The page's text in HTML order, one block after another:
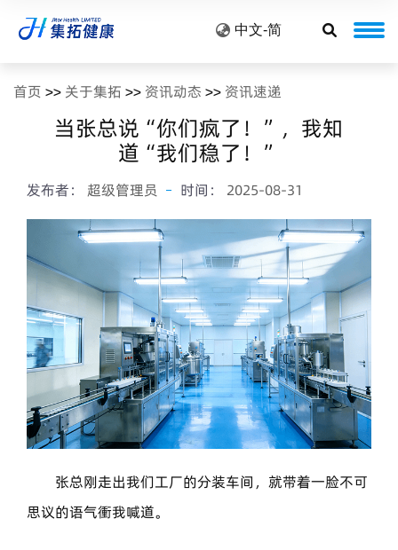
中文-简
首页 >> 关于集拓 >>资讯动态 >>资讯速递
当张总说“你们疯了！”，我知
道“我们稳了！”
发布者： 超级管理员 时间： 2025-08-31
张总刚走出我们工厂的分装车间，就带着一脸不可
思议的语气衝我喊道。